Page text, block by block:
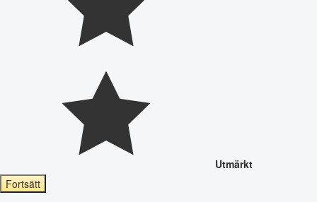
Utmärkt
Fortsätt